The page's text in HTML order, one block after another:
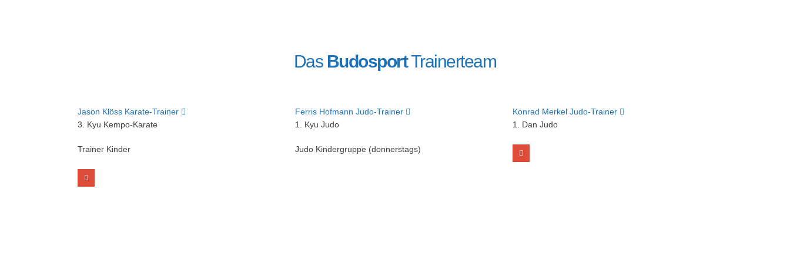
Das BudosportTrainerteam
Jason Klöss Karate-Trainer
3. Kyu Kempo-Karate
Trainer Kinder
Ferris Hofmann Judo-Trainer
1. Kyu Judo
Judo Kindergruppe (donnerstags)
Konrad Merkel Judo-Trainer
1. Dan Judo